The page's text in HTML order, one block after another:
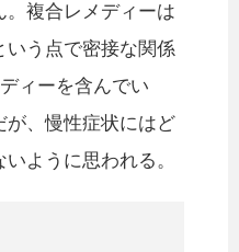
複合レメディーは
いう点で密接な関係
ィーを含んでい
が、慢性症状にはど
ように思われる。